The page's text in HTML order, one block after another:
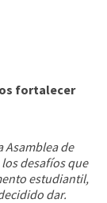
fortalecer
Asamblea de
desafíos que
estudiantil,
dar.